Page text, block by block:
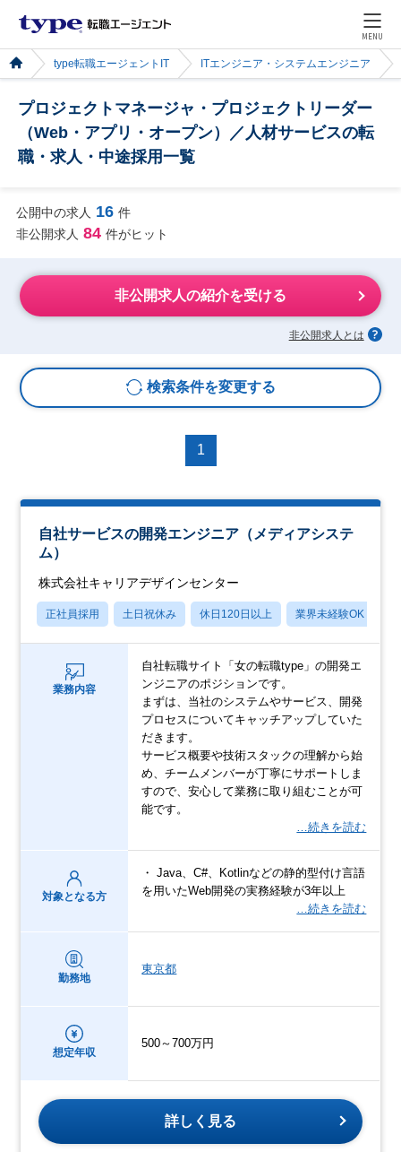
MENU
type転職エージェントIT ITエンジニア・システムエンジニア
プロジェクトマネージャ・プロジェクトリーダー
（Web・アプリ・オープン）／人材サービスの転
職・求人・中途採用一覧
公開中の求人 16 件
非公開求人 84 件がヒット
非公開求人の紹介を受ける
非公開求人とは
検索条件を変更する
1
自社サービスの開発エンジニア（メディアシステ
ム）
株式会社キャリアデザインセンター
正社員採用 土日祝休み 休日120日以上 業界未経験OK
業務内容
自社転職サイト「女の転職type」の開発エ
ンジニアのポジションです。
まずは、当社のシステムやサービス、開発
プロセスについてキャッチアップしていた
だきます。
サービス概要や技術スタックの理解から始
め、チームメンバーが丁寧にサポートしま
すので、安心して業務に取り組むことが可
能です。
…続きを読む
対象となる方
・ Java、C#、Kotlinなどの静的型付け言語
を用いたWeb開発の実務経験が3年以上
…続きを読む
勤務地
東京都
想定年収
500～700万円
詳しく見る